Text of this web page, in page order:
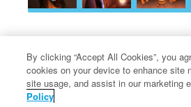
Previous
பேராசிரியர்
பதில்
By clicking “Accept All Cookies”, you
cookies on your device to enhance site
site usage, and assist in our marketing
Policy